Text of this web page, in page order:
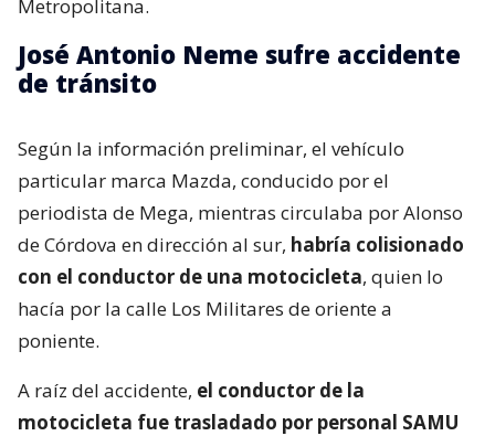
Metropolitana.
José Antonio Neme sufre accidente
de tránsito
Según la información preliminar, el vehículo
particular marca Mazda, conducido por el
periodista de Mega, mientras circulaba por Alonso
de Córdova en dirección al sur, habría colisionado
con el conductor de una motocicleta, quien lo
hacía por la calle Los Militares de oriente a
poniente.
A raíz del accidente, el conductor de la
motocicleta fue trasladado por personal SAMU